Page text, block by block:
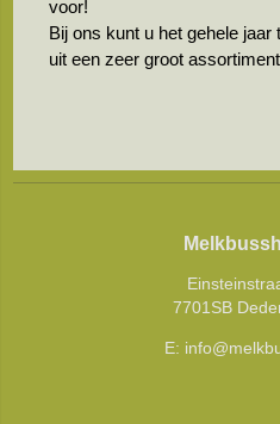
voor!
Bij ons kunt u het gehele
uit een zeer groot
7701SB
E: